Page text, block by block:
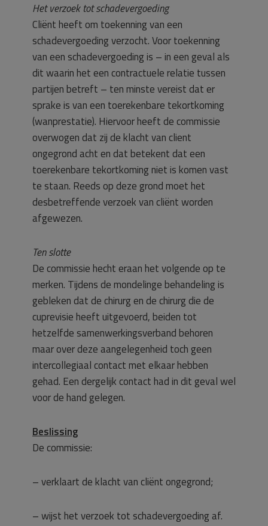
Het verzoek tot schadevergoeding
Cliënt heeft om toekenning van een
schadevergoeding verzocht. Voor toekenning
van een schadevergoeding is – in een geval als
dit waarin het een contractuele relatie tussen
partijen betreft – ten minste vereist dat er
sprake is van een toerekenbare tekortkoming
(wanprestatie). Hiervoor heeft de commissie
overwogen dat zij de klacht van client
ongegrond acht en dat betekent dat een
toerekenbare tekortkoming niet is komen vast
te staan. Reeds op deze grond moet het
desbetreffende verzoek van cliënt worden
afgewezen.
Ten slotte
De commissie hecht eraan het volgende op te
merken. Tijdens de mondelinge behandeling is
gebleken dat de chirurg en de chirurg die de
cuprevisie heeft uitgevoerd, beiden tot
hetzelfde samenwerkingsverband behoren
maar over deze aangelegenheid toch geen
intercollegiaal contact met elkaar hebben
gehad. Een dergelijk contact had in dit geval wel
voor de hand gelegen.
Beslissing
De commissie:
– verklaart de klacht van cliënt ongegrond;
– wijst het verzoek tot schadevergoeding af.